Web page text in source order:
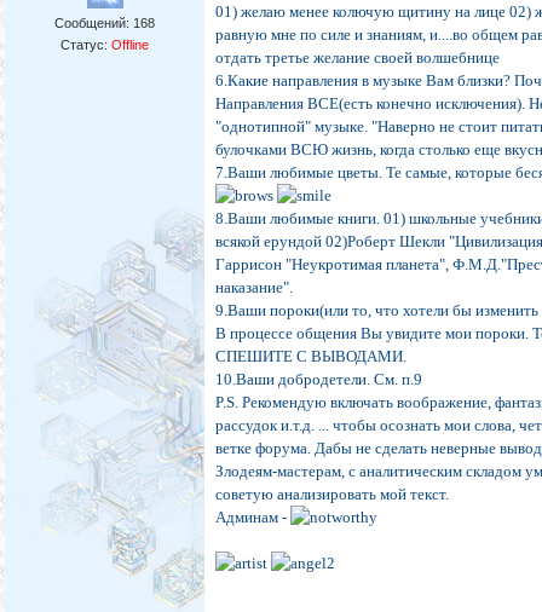
Сообщений: 168
Статус:Offline
01) желаю менее колючую щитину на лице 02)
равную мне по силе и знаниям, и....во общем
отдать третье желание своей волшебнице
6.Какие направления в музыке Вам близки?
Направления ВСЕ(есть конечно исключения).
"однотипной" музыке. "Наверно не стоит
булочками ВСЮ жизнь, когда столько еще
7.Ваши любимые цветы. Те самые, которые
8.Ваши любимые книги. 01) школьные
всякой ерундой 02)Роберт Шекли
Гаррисон "Неукротимая планета",
наказание".
9.Ваши пороки(или то, что хотели бы
В процессе общения Вы увидите мои пороки.
СПЕШИТЕ С ВЫВОДАМИ.
10.Ваши добродетели. См. п.9
P.S. Рекомендую включать воображение,
рассудок и.т.д. ... чтобы осознать мои слова,
ветке форума. Дабы не сделать неверные
Злодеям-мастерам, с аналитическим складом
советую анализировать мой текст.
Админам -